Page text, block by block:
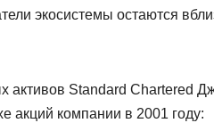
экосистемы остаются
активов Standard Chartered
акций компании в 2001 году: